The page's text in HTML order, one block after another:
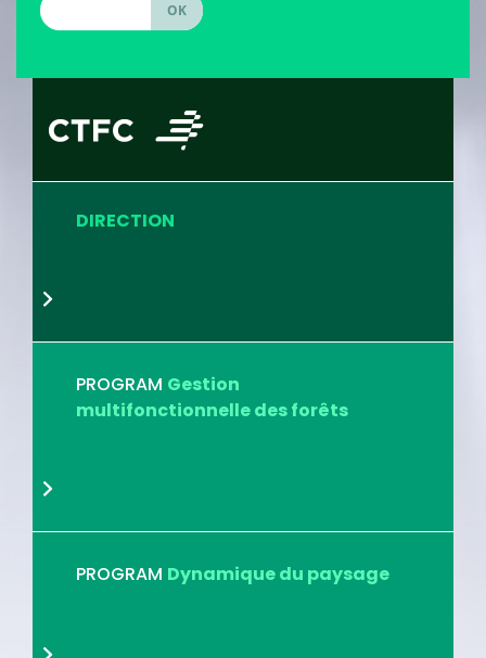
DIRECTION
PROGRAM Gestion
multifonctionnelle des forêts
PROGRAM Dynamique du paysage